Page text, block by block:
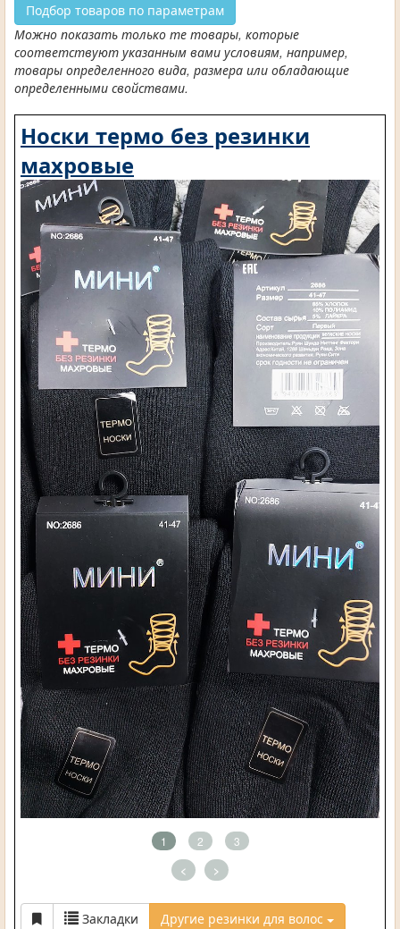
Подбор товаров по параметрам
Можно показать только те товары, которые
соответствуют указанным вами условиям, например,
товары определенного вида, размера или обладающие
определенными свойствами.
Носки термо без резинки
махровые
1 2 3
< >
Закладки Другие резинки для волос